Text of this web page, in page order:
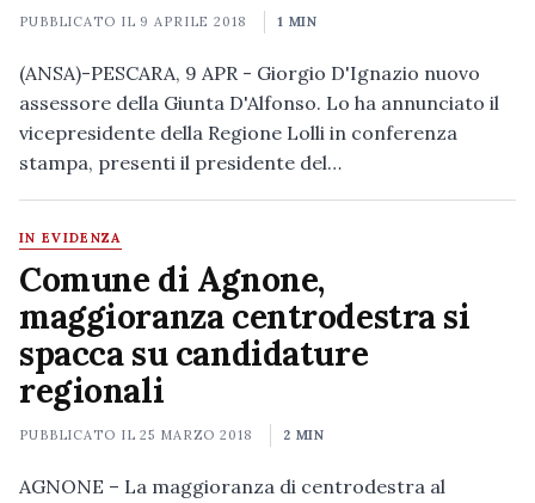
PUBBLICATO IL 9 APRILE 2018 1 MIN
(ANSA)-PESCARA, 9 APR - Giorgio D'Ignazio nuovo
assessore della Giunta D'Alfonso. Lo ha annunciato il
vicepresidente della Regione Lolli in conferenza
stampa, presenti il presidente del…
IN EVIDENZA
Comune di Agnone,
maggioranza centrodestra si
spacca su candidature
regionali
PUBBLICATO IL25 MARZO 2018 2 MIN
AGNONE – La maggioranza di centrodestra al